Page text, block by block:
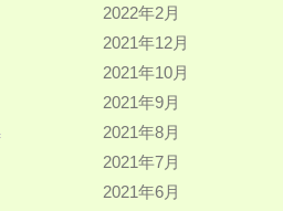
2022年2月
2021年12月
2021年10月
2021年9月
2021年8月
2021年7月
2021年6月